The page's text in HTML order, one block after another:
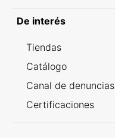
De interés
Tiendas
Catálogo
Canal de denuncias
Certificaciones